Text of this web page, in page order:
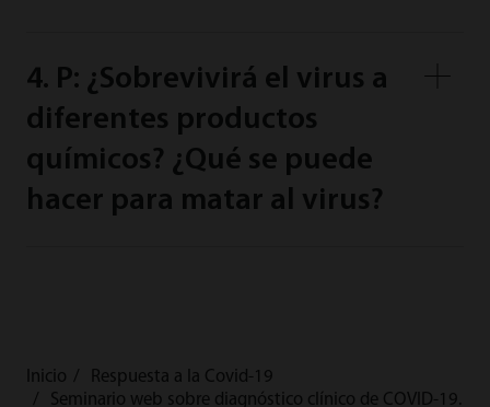
4. P: ¿Sobrevivirá el virus a
diferentes productos
químicos? ¿Qué se puede
hacer para matar al virus?
Inicio
Respuesta a la Covid-19
Seminario web sobre diagnóstico clínico de COVID-19.